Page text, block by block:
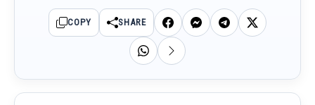
COPY SHARE